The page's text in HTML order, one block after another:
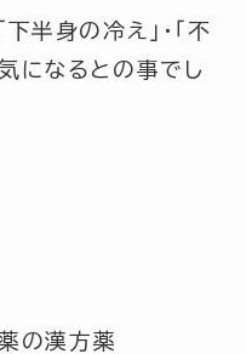
「下半身の冷え」 ・
「不
になるとの事でし
の漢方薬